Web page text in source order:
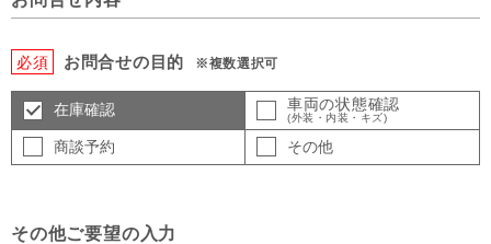
必須 お問合せの目的 ※複数選択可
在庫確認 車両の状態確認
(外装・内装・キズ)
商談予約 その他
その他ご要望の入力